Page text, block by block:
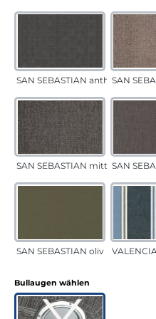
SAN SEBASTIAN anthrazit
SAN
SAN SEBASTIAN mittelgrau
SAN
SAN SEBASTIAN oliv
Bullaugen wählen